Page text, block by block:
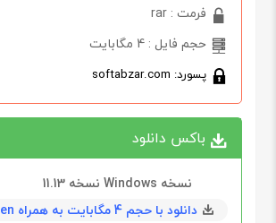
فرمت : rar
حجم فایل : 4 مگابایت
پسورد: softabzar.com
باکس دانلود
نسخه Windows نسخه 11.13
دانلود با حجم 4 مگابایت به همراه keygen